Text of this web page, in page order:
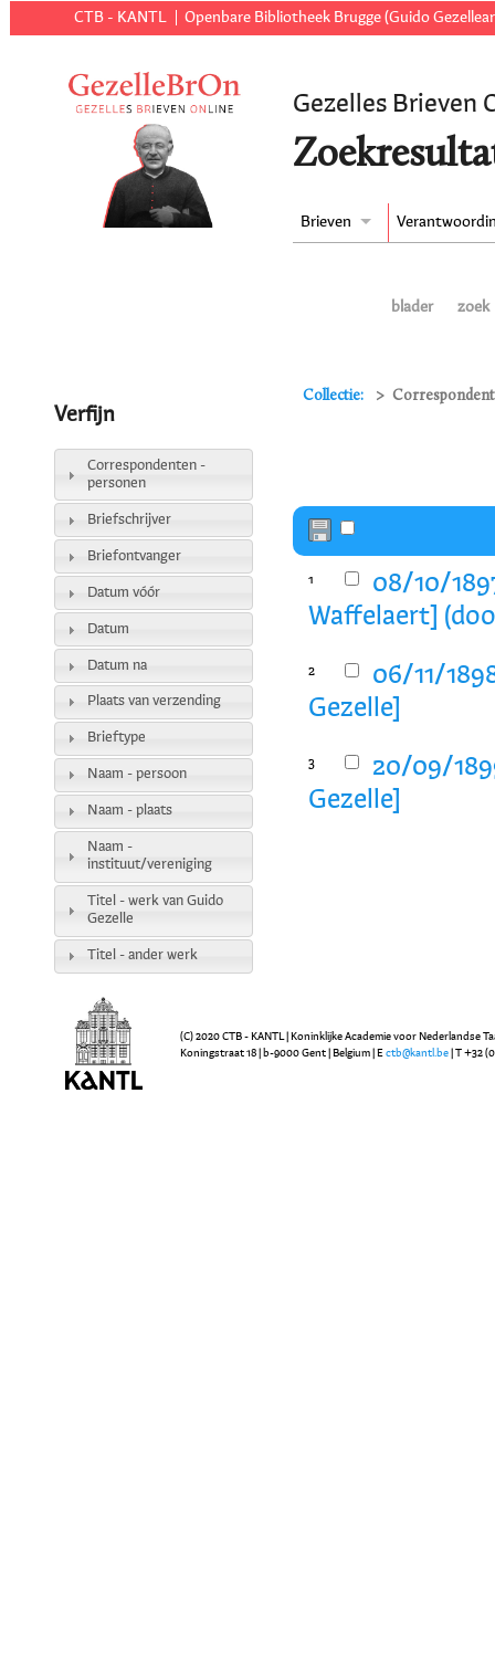
CTB - KANTL Openbare Bibliotheek Brugge (Guido
Gezelles Brieven
Brieven
blader zoek
Collectie:
1
08/10/
Waffelaert]
2
06/11/
Gezelle]
3
20/09/
Gezelle]
Verfijn
Correspondenten -
personen
Briefschrijver
Briefontvanger
Datum vóór
Datum
Datum na
Plaats van verzending
Brieftype
Naam - persoon
Naam - plaats
Naam -
instituut/vereniging
Titel - werk van Guido
Gezelle
Titel - ander werk
(C) 2020 CTB - KANTL | Koninklijke Academie voor Nederlandse
Koningstraat 18 | b-9000 Gent | Belgium | E ctb@kantl.be | T +32